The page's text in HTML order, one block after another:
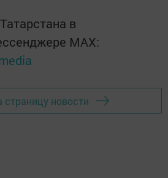
в
MАХ:
страницу новости